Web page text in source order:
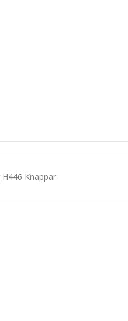
Knappar